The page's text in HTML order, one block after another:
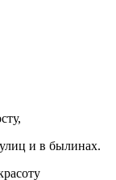
и в былинах.